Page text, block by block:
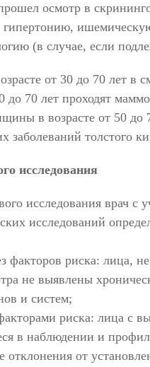
осмотр в
(в случае, если
от 30 до 70 лет в
до 70 лет проходят
в возрасте от 50 до
заболеваний толстого
исследования
исследования врач с
исследований
факторов риска: лица,
не выявлены
и систем;
риска: лица с
в наблюдении и
отклонения от